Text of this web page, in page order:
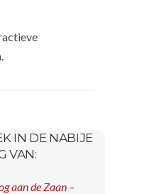
IN DE NABIJE
VAN:
aan de Zaan –